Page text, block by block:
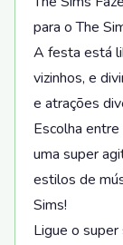
para o The
A festa está
vizinhos, e
e atrações
Escolha
uma super
estilos de
Sims!
Ligue o super